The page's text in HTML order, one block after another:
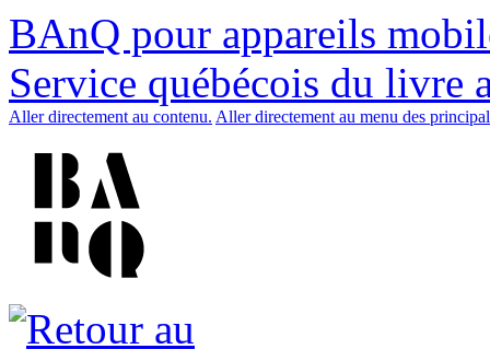
BAnQ pour appareils
Service québécois du livre
Aller directement au contenu. Aller directement au menu des